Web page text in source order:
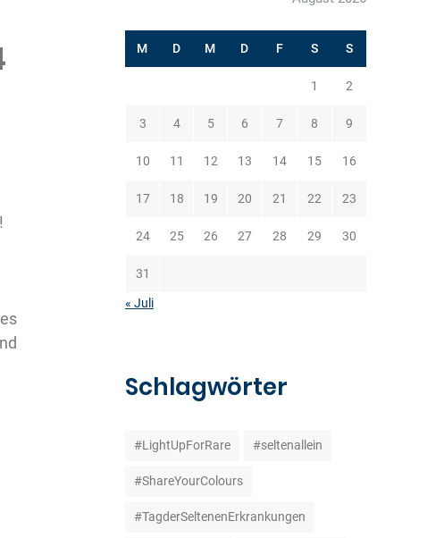
M D M D F S S
1 2
3 4 5 6 7 8 9
10 11 12 13 14 15 16
17 18 19 20 21 22 23
24 25 26 27 28 29 30
31
« Juli
Schlagwörter
#LightUpForRare #seltenallein
#ShareYourColours
#TagderSeltenenErkrankungen